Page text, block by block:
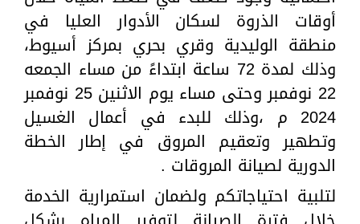
أوقات الذروة لسكان الأدوار العليا في
منطقة الوليدية وقري بحري بمركز أسيوط،
وذلك لمدة 72 ساعة ابتداءً من مساء الجمعه
22 نوفمبر وحتى مساء يوم الاثنين 25 نوفمبر
2024 م ،وذلك للبدء في أعمال الغسيل
وتطهير وتعقيم المروق في إطار الخطة
الدورية لصيانة المروقات .
لتلبية احتياجاتكم ولضمان استمرارية الخدمة